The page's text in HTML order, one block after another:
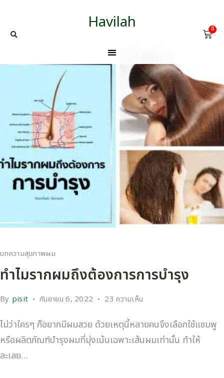
Havilah 0
บทความสุขภาพผม
ทำไมรากผมถึงต้องการการบำรุง
By pisit กันยายน 6, 2022 23 ความเห็น
ไม่ว่าใครๆ ก็อยากมีผมสวย ด้วยเหตุนี้หลายคนจึงเลือกใช้แชมพู
หรือผลิตภัณฑ์บำรุงผมที่มุ่งเน้นเฉพาะเส้นผมเท่านั้น ทำให้
ละเลย…